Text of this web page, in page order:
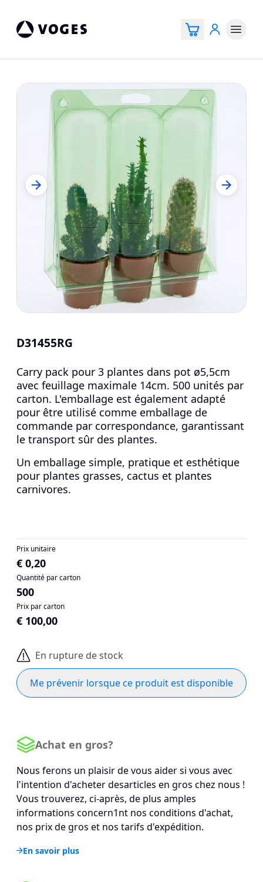
D31455RG
Carry pack pour 3 plantes dans pot ø5,5cm
avec feuillage maximale 14cm. 500 unités par
carton. L'emballage est également adapté
pour être utilisé comme emballage de
commande par correspondance, garantissant
le transport sûr des plantes.
Un emballage simple, pratique et esthétique
pour plantes grasses, cactus et plantes
carnivores.
Prix unitaire
€ 0,20
Quantité par carton
500
Prix par carton
€ 100,00
En rupture de stock
Me prévenir lorsque ce produit est disponible
Achat en gros?
Nous ferons un plaisir de vous aider si vous avec
l'intention d'acheter desarticles en gros chez nous !
Vous trouverez, ci-après, de plus amples
informations concern1nt nos conditions d'achat,
nos prix de gros et nos tarifs d'expédition.
En savoir plus